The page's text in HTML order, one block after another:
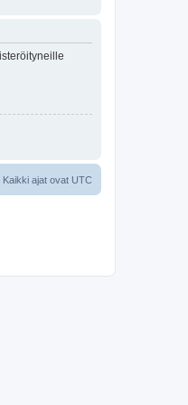
Kaikki ajat ovat UTC